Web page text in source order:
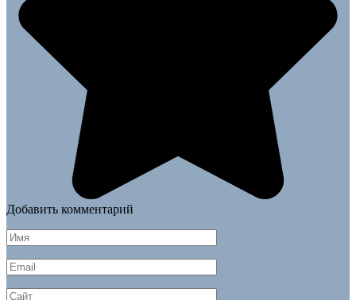
Добавить комментарий
Имя
*
Email
*
Сайт